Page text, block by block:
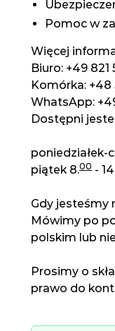
Pomoc w
Więcej
Biuro: +49 821
Komórka: +48
WhatsApp:
Dostępni
poniedziałek-
piątek 8.00 -
Gdy jesteśmy
Mówimy po
polskim lub
Prosimy o
prawo do